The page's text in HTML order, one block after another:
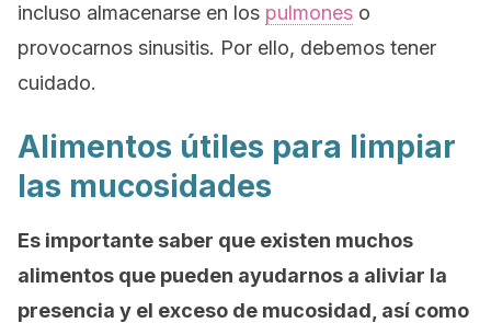
incluso almacenarse en los pulmones o
provocarnos sinusitis. Por ello, debemos tener
cuidado.
Alimentos útiles para limpiar
las mucosidades
Es importante saber que existen muchos
alimentos que pueden ayudarnos a aliviar la
presencia y el exceso de mucosidad, así como